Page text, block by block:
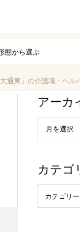
ー求人（正社員）／株式会社
アーカ
カテゴ